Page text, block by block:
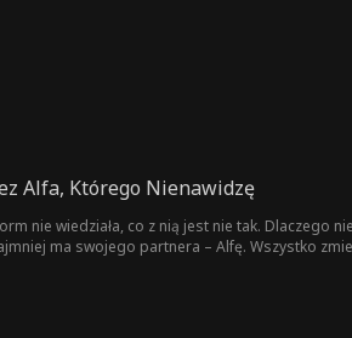
Alfa, Którego Nienawidzę
nie wiedziała, co z nią jest nie tak. Dlaczego
ma swojego partnera – Alfę. Wszystko